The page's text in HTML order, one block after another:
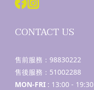
CONTACT US
售前服務： 98830222
售後服務： 51002288
MON-FRI : 13:00 - 19:30